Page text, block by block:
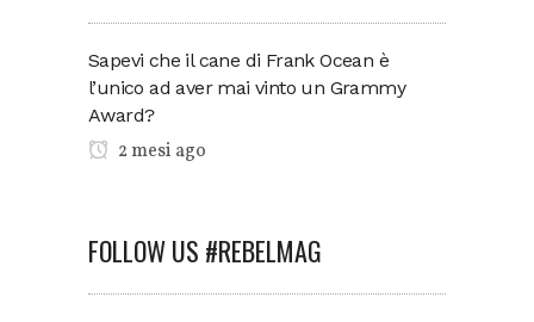
Sapevi che il cane di Frank Ocean è
l’unico ad aver mai vinto un Grammy
Award?
2 mesi ago
FOLLOW US #REBELMAG